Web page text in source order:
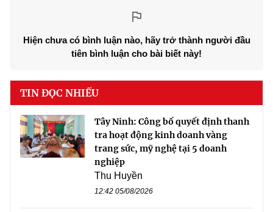
Hiện chưa có bình luận nào, hãy trở thành người đầu
tiên bình luận cho bài biết này!
TIN ĐỌC NHIỀU
Tây Ninh: Công bố quyết định thanh
tra hoạt động kinh doanh vàng
trang sức, mỹ nghệ tại 5 doanh
nghiệp
Thu Huyền
12:42 05/08/2026